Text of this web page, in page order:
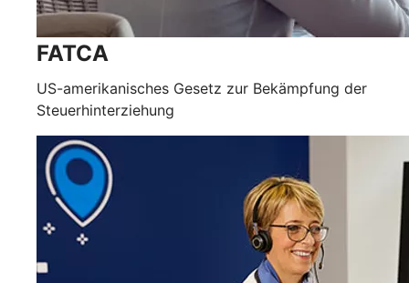
FATCA
US-amerikanisches Gesetz zur Bekämpfung der
Steuerhinterziehung